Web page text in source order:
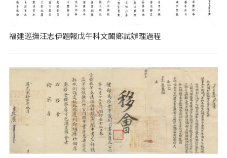
福建巡撫汪志伊題報戊午科文闈鄉試辦理過程